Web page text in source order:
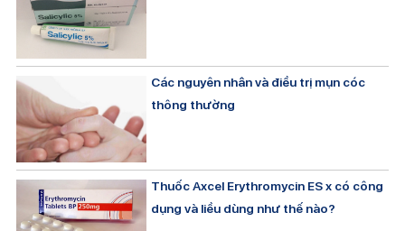
Các nguyên nhân và điều trị mụn cóc
thông thường
Thuốc Axcel Erythromycin ES x có công
dụng và liều dùng như thế nào?